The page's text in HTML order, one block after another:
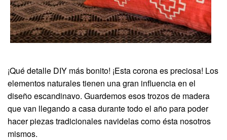
¡Qué detalle DIY más bonito! ¡Esta corona es preciosa! Los
elementos naturales tienen una gran influencia en el
diseño escandinavo. Guardemos esos trozos de madera
que van llegando a casa durante todo el año para poder
hacer piezas tradicionales navidelas como ésta nosotros
mismos.